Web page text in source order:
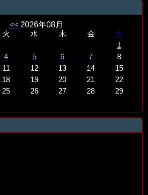
<< 2026年08月
火 水 木 金
土
1
4 5 6 7
8
11 12 13 14
15
18 19 20 21
22
25 26 27 28
29